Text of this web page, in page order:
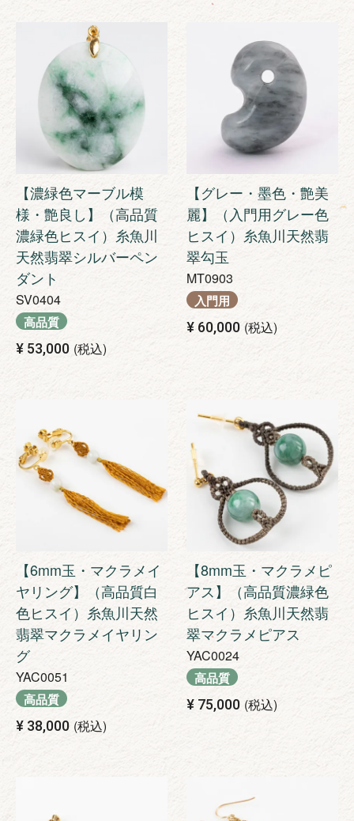
【濃緑色マーブル模
様・艶良し】（高品質
濃緑色ヒスイ）糸魚川
天然翡翠シルバーペン
ダント
SV0404
高品質
¥ 53,000 税込
【グレー・墨色・艶美
麗】（入門用グレー色
ヒスイ）糸魚川天然翡
翠勾玉
MT0903
入門用
¥ 60,000 税込
【6mm玉・マクラメイ
ヤリング】（高品質白
色ヒスイ）糸魚川天然
翡翠マクラメイヤリン
グ
YAC0051
高品質
¥ 38,000 税込
【8mm玉・マクラメピ
アス】（高品質濃緑色
ヒスイ）糸魚川天然翡
翠マクラメピアス
YAC0024
高品質
¥ 75,000 税込